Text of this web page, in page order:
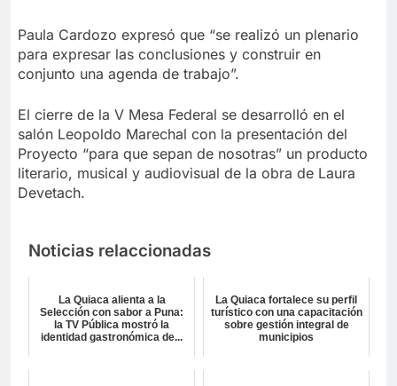
Paula Cardozo expresó que “se realizó un plenario
para expresar las conclusiones y construir en
conjunto una agenda de trabajo”.
El cierre de la V Mesa Federal se desarrolló en el
salón Leopoldo Marechal con la presentación del
Proyecto “para que sepan de nosotras” un producto
literario, musical y audiovisual de la obra de Laura
Devetach.
Noticias relaccionadas
La Quiaca alienta a la
Selección con sabor a Puna:
la TV Pública mostró la
identidad gastronómica de...
La Quiaca fortalece su perfil
turístico con una capacitación
sobre gestión integral de
municipios